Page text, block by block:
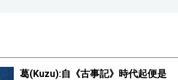
葛(Kuzu):自《古事記》時代起便是